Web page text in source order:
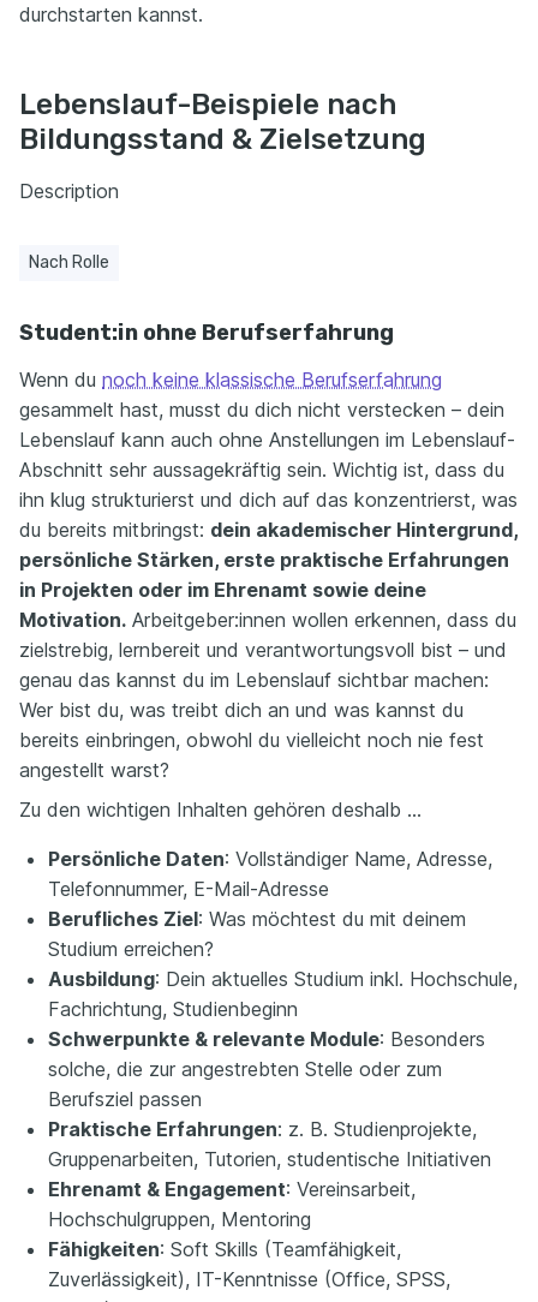
durchstarten kannst.
Lebenslauf-Beispiele nach
Bildungsstand & Zielsetzung
Description
Nach Rolle
Student:in ohne Berufserfahrung
Wenn du noch keine klassische Berufserfahrung
gesammelt hast, musst du dich nicht verstecken – dein
Lebenslauf kann auch ohne Anstellungen im Lebenslauf-
Abschnitt sehr aussagekräftig sein. Wichtig ist, dass du
ihn klug strukturierst und dich auf das konzentrierst, was
du bereits mitbringst: dein akademischer Hintergrund,
persönliche Stärken, erste praktische Erfahrungen
in Projekten oder im Ehrenamt sowie deine
Motivation. Arbeitgeber:innen wollen erkennen, dass du
zielstrebig, lernbereit und verantwortungsvoll bist – und
genau das kannst du im Lebenslauf sichtbar machen:
Wer bist du, was treibt dich an und was kannst du
bereits einbringen, obwohl du vielleicht noch nie fest
angestellt warst?
Zu den wichtigen Inhalten gehören deshalb …
Persönliche Daten: Vollständiger Name, Adresse,
Telefonnummer, E-Mail-Adresse
Berufliches Ziel: Was möchtest du mit deinem
Studium erreichen?
Ausbildung: Dein aktuelles Studium inkl. Hochschule,
Fachrichtung, Studienbeginn
Schwerpunkte & relevante Module: Besonders
solche, die zur angestrebten Stelle oder zum
Berufsziel passen
Praktische Erfahrungen: z. B. Studienprojekte,
Gruppenarbeiten, Tutorien, studentische Initiativen
Ehrenamt & Engagement: Vereinsarbeit,
Hochschulgruppen, Mentoring
Fähigkeiten: Soft Skills (Teamfähigkeit,
Zuverlässigkeit), IT-Kenntnisse (Office, SPSS,